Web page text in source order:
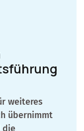
weiteres
übernimmt
die